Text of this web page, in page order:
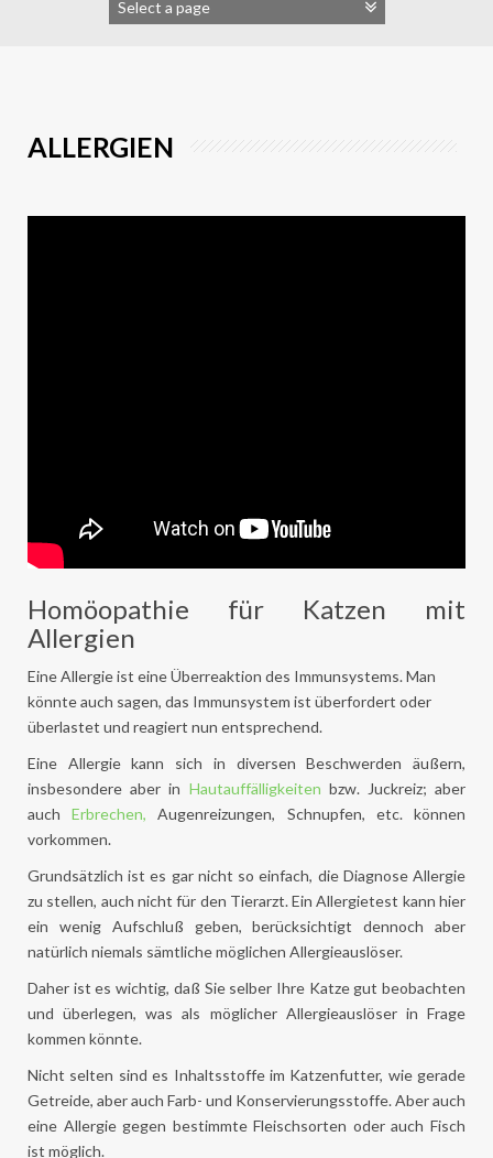
ALLERGIEN
Homöopathie für Katzen mit
Allergien
Eine Allergie ist eine Überreaktion des Immunsystems. Man
könnte auch sagen, das Immunsystem ist überfordert oder
überlastet und reagiert nun entsprechend.
Eine Allergie kann sich in diversen Beschwerden äußern,
insbesondere aber in Hautauffälligkeiten bzw. Juckreiz; aber
auchErbrechen, Augenreizungen, Schnupfen, etc. können
vorkommen.
Grundsätzlich ist es gar nicht so einfach, die Diagnose Allergie
zu stellen, auch nicht für den Tierarzt. Ein Allergietest kann hier
ein wenig Aufschluß geben, berücksichtigt dennoch aber
natürlich niemals sämtliche möglichen Allergieauslöser.
Daher ist es wichtig, daß Sie selber Ihre Katze gut beobachten
und überlegen, was als möglicher Allergieauslöser in Frage
kommen könnte.
Nicht selten sind es Inhaltsstoffe im Katzenfutter, wie gerade
Getreide, aber auch Farb- und Konservierungsstoffe. Aber auch
eine Allergie gegen bestimmte Fleischsorten oder auch Fisch
ist möglich.